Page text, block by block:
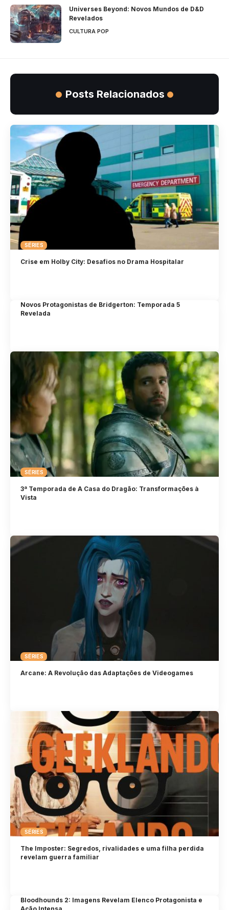
Universes Beyond: Novos Mundos de D&D
Revelados
CULTURA POP
Posts Relacionados
SÉRIES
Crise em Holby City: Desafios no Drama Hospitalar
Novos Protagonistas de Bridgerton: Temporada 5
Revelada
SÉRIES
3ª Temporada de A Casa do Dragão: Transformações à
Vista
SÉRIES
Arcane: A Revolução das Adaptações de Videogames
SÉRIES
The Imposter: Segredos, rivalidades e uma filha perdida
revelam guerra familiar
Bloodhounds 2: Imagens Revelam Elenco Protagonista e